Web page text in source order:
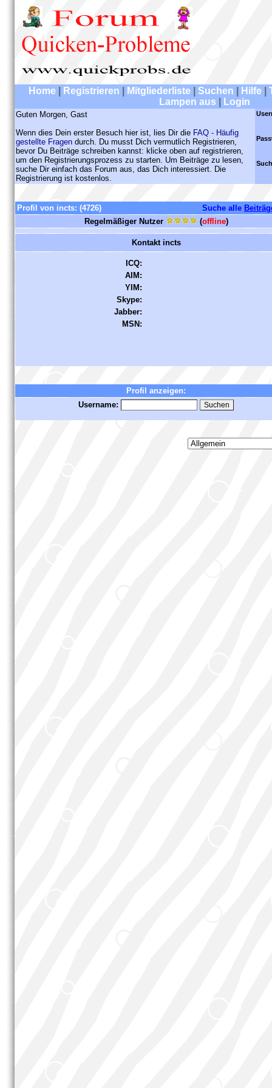
Home Registrieren Mitgliederliste Suchen Hilfe
Lampen aus
Login
Guten Morgen, Gast
Wenn dies Dein erster Besuch hier ist, lies Dir die FAQ - Häufig
gestellte Fragen durch. Du musst Dich vermutlich Registrieren,
bevor Du Beiträge schreiben kannst: klicke oben auf registrieren,
um den Registrierungsprozess zu starten. Um Beiträge zu lesen,
suche Dir einfach das Forum aus, das Dich interessiert. Die
Registrierung ist kostenlos.
Profil von incts: (4726) Suche alle
Regelmäßiger Nutzer
(offline)
Kontakt incts
ICQ:
AIM:
YIM:
Skype:
Jabber:
MSN:
Profil anzeigen:
Username: